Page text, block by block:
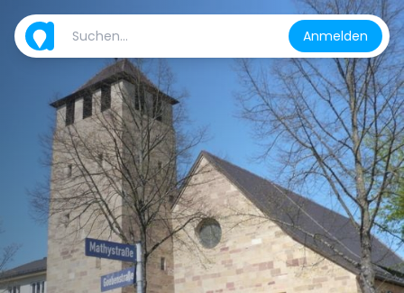
Anmelden